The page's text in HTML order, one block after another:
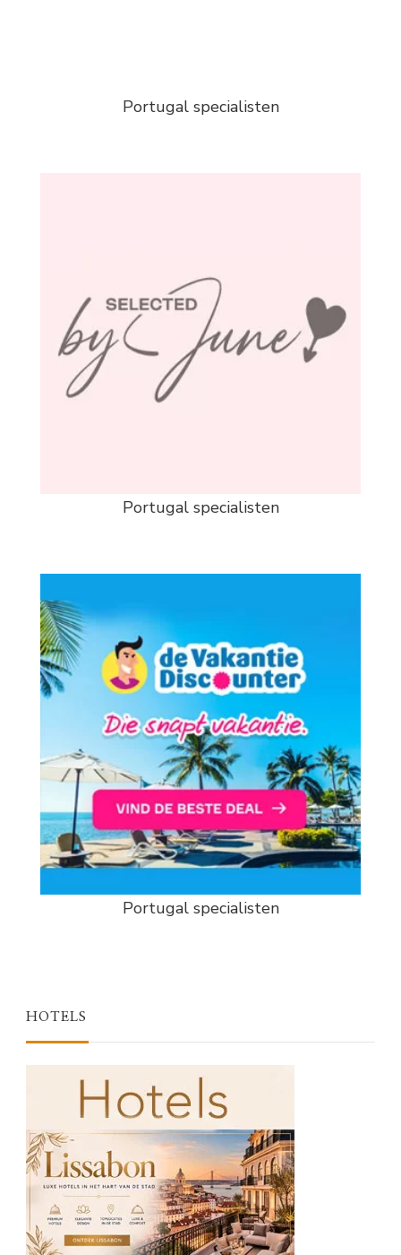
Portugal specialisten
Portugal specialisten
Portugal specialisten
HOTELS